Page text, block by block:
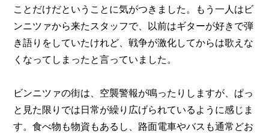
ことだけだということに気がつきました。もう一人はビ
ンニツァから来たスタッフで、以前はギターが好きで弾
き語りをしていたけれど、戦争が激化してからは歌えな
くなってしまったと言っていました。
ビンニツァの街は、空襲警報が鳴ったりしますが、ぱっ
と見た限りでは日常が繰り広げられているように感じま
す。食べ物も物資もあるし、路面電車やバスも通常どお